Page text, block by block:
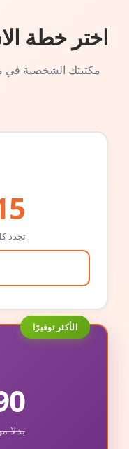
اختر خطة
مكتبتك الشخصية في
تجدد
الأكثر توفيرًا
بدلا